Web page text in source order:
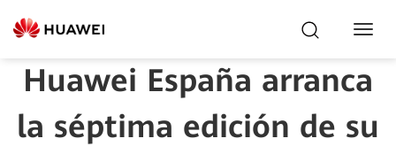
Huawei España arranca
la séptima edición de su